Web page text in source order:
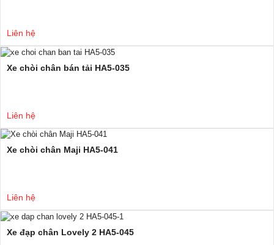
Liên hệ
Xe chòi chân bán tải HA5-035
Liên hệ
Xe chòi chân Maji HA5-041
Liên hệ
Xe đạp chân Lovely 2 HA5-045